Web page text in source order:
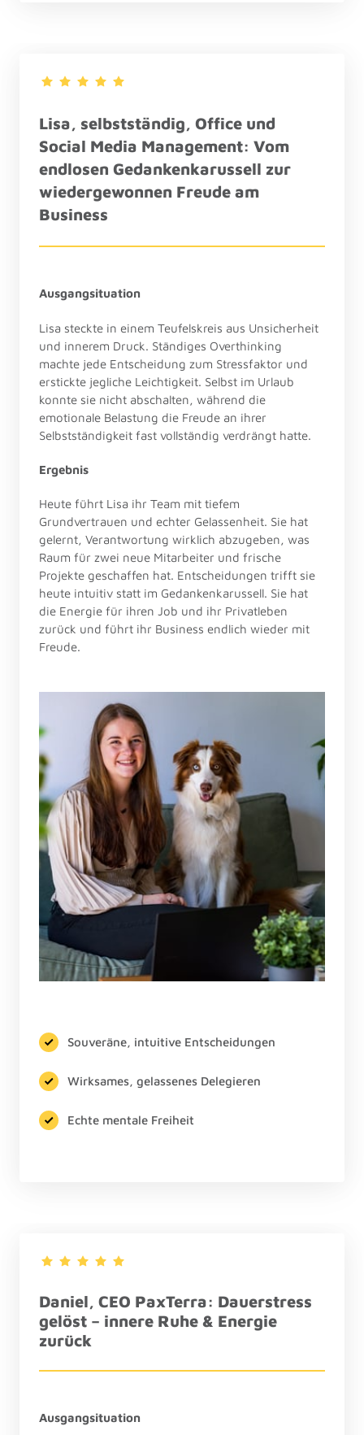
Lisa, selbstständig, Office und
Social Media Management:
endlosen Gedankenkarussell zur
wiedergewonnen Freude am
Business
Ausgangsituation
Lisa steckte in einem Teufelskreis aus Unsicherheit
und innerem Druck. Ständiges Overthinking
machte jede Entscheidung zum Stressfaktor und
erstickte jegliche Leichtigkeit. Selbst im Urlaub
konnte sie nicht abschalten, während die
emotionale Belastung die Freude an ihrer
Selbstständigkeit fast vollständig verdrängt hatte.
Ergebnis
Heute führt Lisa ihr Team mit tiefem
Grundvertrauen und echter Gelassenheit. Sie hat
gelernt, Verantwortung wirklich abzugeben, was
Raum für zwei neue Mitarbeiter und frische
Projekte geschaffen hat. Entscheidungen trifft sie
heute intuitiv statt im Gedankenkarussell. Sie hat
die Energie für ihren Job und ihr Privatleben
zurück und führt ihr Business endlich wieder mit
Freude.
Souveräne, intuitive Entscheidungen
Wirksames, gelassenes Delegieren
Echte mentale Freiheit
Daniel, CEO PaxTerra: Dauerstress
gelöst – innere Ruhe & Energie
zurück
Ausgangsituation